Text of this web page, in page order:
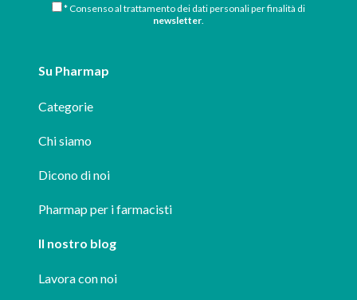
* Consenso al trattamento dei dati personali per finalità di
newsletter
Su Pharmap
Categorie
Chi siamo
Dicono di noi
Pharmap per i farmacisti
Il nostro blog
Lavora con noi